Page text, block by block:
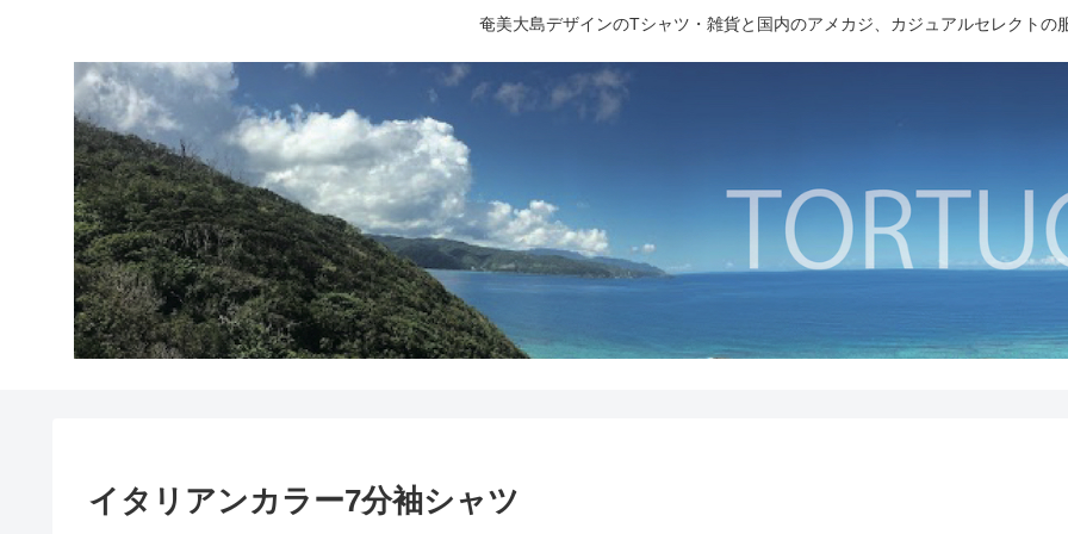
奄美大島デザインのTシャツ・雑貨と国内のアメカジ、カジュアルセレクトの
イタリアンカラー7分袖シャツ